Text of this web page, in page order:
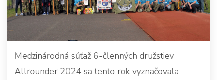
Medzinárodná súťaž 6-členných družstiev
Allrounder 2024 sa tento rok vyznačovala